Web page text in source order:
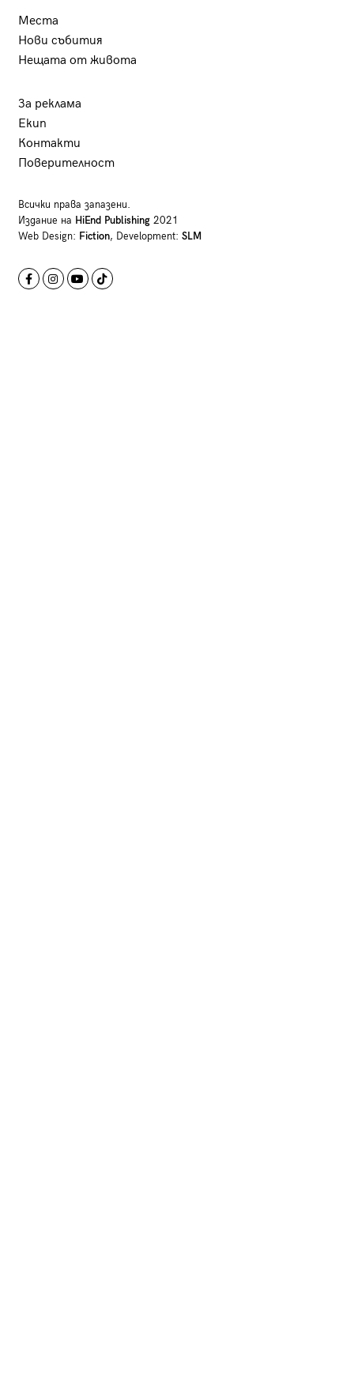
Места
Нови събития
Нещата от живота
За реклама
Екип
Контакти
Поверителност
Всички права запазени.
Издание на HiEnd Publishing2021
Web Design: Fiction, Development: SLM